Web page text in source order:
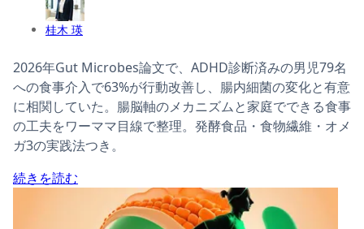
桂木 瑛
2026年Gut Microbes論文で、ADHD診断済みの男児79名
への食事介入で63%が行動改善し、腸内細菌の変化と有意
に相関していた。腸脳軸のメカニズムと家庭でできる食事
の工夫をワーママ目線で整理。発酵食品・食物繊維・オメ
ガ3の実践法つき。
続きを読む